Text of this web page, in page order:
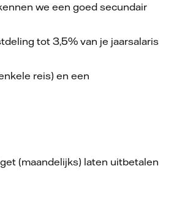
we een goed secundair
tot 3,5% van je jaarsalaris
reis) en een
(maandelijks) laten uitbetalen